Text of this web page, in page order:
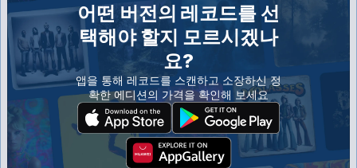
어떤 버전의 레코드를 선
택해야 할지 모르시겠나
요?
앱을 통해 레코드를 스캔하고 소장하신 정
확한 에디션의 가격을 확인해 보세요